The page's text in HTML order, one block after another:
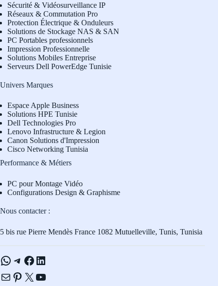
Sécurité & Vidéosurveillance IP
Réseaux & Commutation Pro
Protection Électrique & Onduleurs
Solutions de Stockage NAS & SAN
PC Portables professionnels
Impression Professionnelle
Solutions Mobiles Entreprise
Serveurs Dell PowerEdge Tunisie
Univers Marques
Espace Apple Business
Solutions HPE Tunisie
Dell Technologies Pro
Lenovo Infrastructure & Legion
Canon Solutions d'Impression
Cisco Networking Tunisia
Performance & Métiers
PC pour Montage Vidéo
Configurations Design & Graphisme
Nous contacter :
5 bis rue Pierre Mendès France 1082 Mutuelleville, Tunis, Tunisia
WhatsApp
Telegram
Facebook
LinkedIn
E-mailPinterest
X YouTube